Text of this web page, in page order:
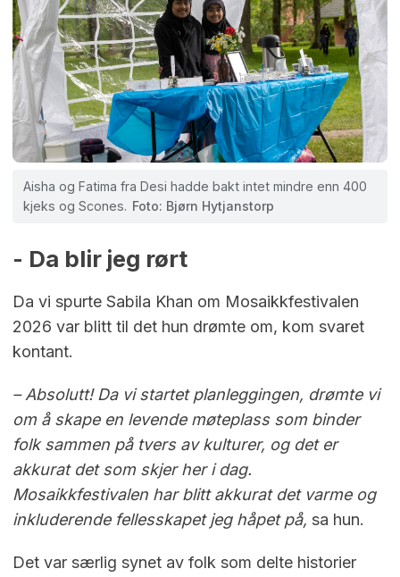
Aisha og Fatima fra Desi hadde bakt intet mindre enn 400
kjeks og Scones. Foto: Bjørn Hytjanstorp
- Da blir jeg rørt
Da vi spurte Sabila Khan om Mosaikkfestivalen
2026 var blitt til det hun drømte om, kom svaret
kontant.
– Absolutt! Da vi startet planleggingen, drømte vi
om å skape en levende møteplass som binder
folk sammen på tvers av kulturer, og det er
akkurat det som skjer her i dag.
Mosaikkfestivalen har blitt akkurat det varme og
inkluderende fellesskapet jeg håpet på, sa hun.
Det var særlig synet av folk som delte historier